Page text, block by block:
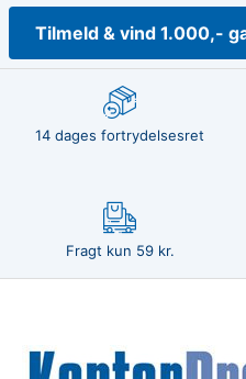
Tilmeld & vind 1.000,-
14 dages fortrydelsesret
Fragt kun 59 kr.